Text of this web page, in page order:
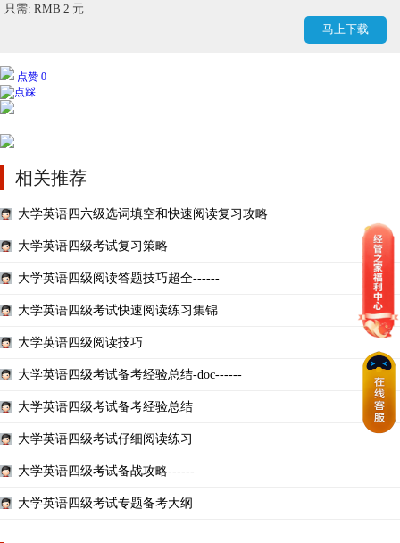
只需: RMB 2 元
马上下载
点赞 0
相关推荐
大学英语四六级选词填空和快速阅读复习攻略
大学英语四级考试复习策略
大学英语四级阅读答题技巧超全------
大学英语四级考试快速阅读练习集锦
大学英语四级阅读技巧
大学英语四级考试备考经验总结-doc------
大学英语四级考试备考经验总结
大学英语四级考试仔细阅读练习
大学英语四级考试备战攻略------
大学英语四级考试专题备考大纲